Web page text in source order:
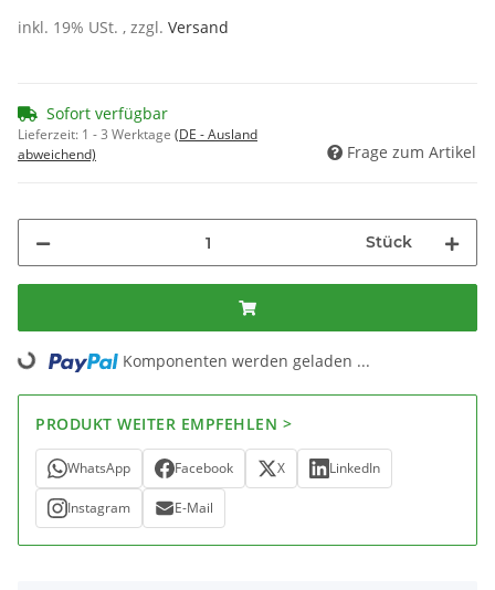
inkl. 19% USt. , zzgl. Versand
Sofort verfügbar
Lieferzeit: 1 - 3 Werktage (DE - Ausland
abweichend)
Frage zum Artikel
Stück
Loading... Komponenten werden geladen ...
PRODUKT WEITER EMPFEHLEN >
WhatsApp Facebook X LinkedIn
Instagram E-Mail